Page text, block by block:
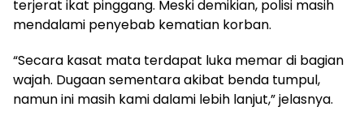
terjerat ikat pinggang. Meski demikian, polisi masih
mendalami penyebab kematian korban.
“Secara kasat mata terdapat luka memar di bagian
wajah. Dugaan sementara akibat benda tumpul,
namun ini masih kami dalami lebih lanjut,” jelasnya.